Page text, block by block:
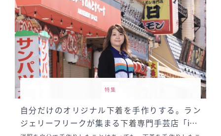
特集
自分だけのオリジナル下着を手作りする。ラン
ジェリーフリークが集まる下着専門手芸店「inti